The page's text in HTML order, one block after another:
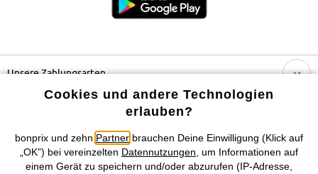
Unsere Zahlungsarten
Unser Angebot
Cookies und andere Technologien
erlauben?
bonprix und zehn Partner brauchen Deine Einwilligung (Klick auf
„OK”) bei vereinzelten Datennutzungen , um Informationen auf
einem Gerät zu speichern und/oder abzurufen (IP-Adresse,